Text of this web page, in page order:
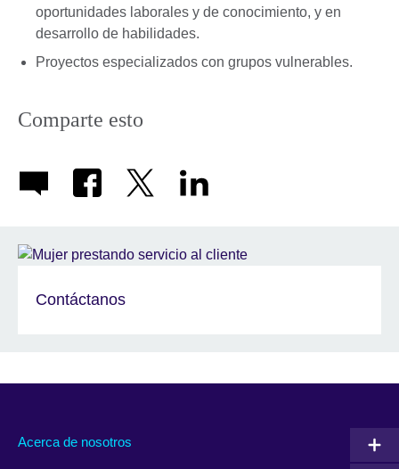
oportunidades laborales y de conocimiento, y en
desarrollo de habilidades.
Proyectos especializados con grupos vulnerables.
Comparte esto
Contáctanos
Acerca de nosotros